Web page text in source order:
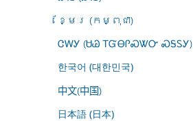
ខ្មែរ (កម្ពុជា)
ᏣᎳᎩ (ᏌᏊ ᎢᏳᎾᎵᏍᏔᏅ ᏍᎦᏚᎩ)
한국어 (대한민국)
中文(中国)
日本語 (日本)